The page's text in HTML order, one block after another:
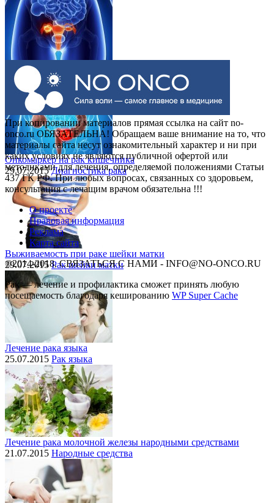
Выделения при раке шейки матки
30.07.2015 Рак шейки матки
Онкомаркер на рак кишечника
29.07.2015 Диагностика рака
Выживаемость при раке шейки матки
29.07.2015 Рак шейки матки
Лечение рака языка
25.07.2015 Рак языка
Лечение рака молочной железы народными средствами
21.07.2015 Народные средства
При копировании материалов прямая ссылка на сайт no-
onco.ru ОБЯЗАТЕЛЬНА! Обращаем ваше внимание на то, что
материалы сайта несут ознакомительный характер и ни при
каких условиях не являются публичной офертой или
методиками для лечения, определяемой положениями Статьи
437 ГК РФ. При любых вопросах, связанных со здоровьем,
консультация с лечащим врачом обязательна !!!
О проекте
Правовая информация
Реклама
Карта сайта
©2014-2018, СВЯЗАТЬСЯ С НАМИ - INFO@NO-ONCO.RU
Рак — лечение и профилактика cможет принять любую
посещаемость благодаря кешированию WP Super Cache